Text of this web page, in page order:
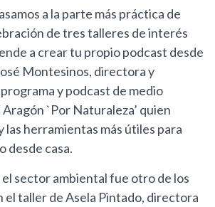
a la parte más práctica de
de tres talleres de interés
a crear tu propio podcast desde
Montesinos, directora y
y podcast de medio
`Por Naturaleza’ quien
las herramientas más útiles para
desde casa.
el sector ambiental fue otro de los
el taller de Asela Pintado, directora